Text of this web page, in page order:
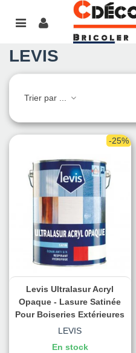
LEVIS
Trier par ...
-25%
Levis Ultralasur Acryl
Opaque - Lasure Satinée
Pour Boiseries Extérieures
LEVIS
En stock